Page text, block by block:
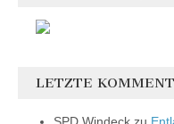
LETZTE
SPD Windeck zu